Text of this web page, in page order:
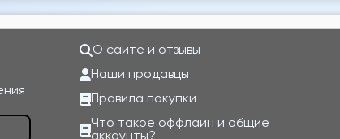
О сайте и отзывы
Наши продавцы
Правила покупки
Что такое оффлайн и общие